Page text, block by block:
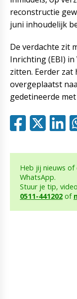
reconstructie
juni inhoudelijk
De verdachte zit
Inrichting (EBI)
zitten. Eerder zat
overgeplaatst
gedetineerde
Heb jij nieuws of
WhatsApp.
Stuur je tip,
0511-441202 of